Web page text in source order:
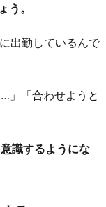
う。
出勤しているんで
」「合わせようと
識するようにな